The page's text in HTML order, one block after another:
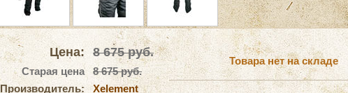
Цена: 8 675руб.
Старая цена
8 675 руб.
Производитель:
Xelement
Товара нет на складе